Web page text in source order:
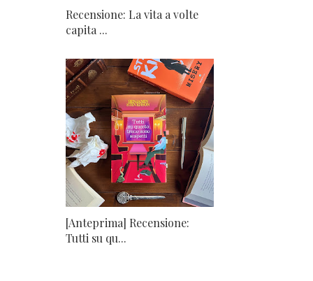
Recensione: La vita a volte
capita ...
[Anteprima] Recensione:
Tutti su qu...